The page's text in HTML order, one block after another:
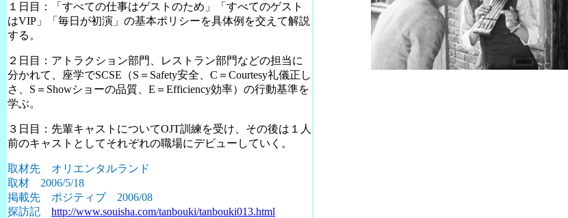
１日目：「すべての仕事はゲストのため」「すべてのゲスト
はVIP 」「毎日が初演」の基本ポリシーを具体例を交えて解説
する。
２日目：アトラクション部門、レストラン部門などの担当に
分かれて、座学でSCSE （S ＝ Safety安全、 C ＝ Courtesy礼儀正し
さ、 S ＝ Showショーの品質、 E ＝ Efficiency効率） の行動基準を
学ぶ。
３日目：先輩キャストについてOJT訓練を受け、その後は１人
前のキャストとしてそれぞれの職場にデビューしていく。
取材先 オリエンタルランド
取材 2006/5/18
掲載先 ポジティブ 2006/08
探訪記
http://www.souisha.com/tanbouki/tanbouki013.html